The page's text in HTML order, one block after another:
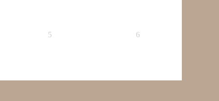
5 6